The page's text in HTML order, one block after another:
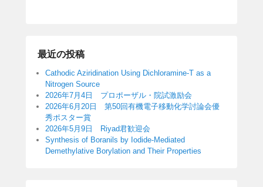
最近の投稿
Cathodic Aziridination Using Dichloramine-T as a
Nitrogen Source
2026年7月4日 プロポーザル・院試激励会
2026年6月20日 第50回有機電子移動化学討論会優
秀ポスター賞
2026年5月9日 Riyad君歓迎会
Synthesis of Boranils by Iodide-Mediated
Demethylative Borylation and Their Properties